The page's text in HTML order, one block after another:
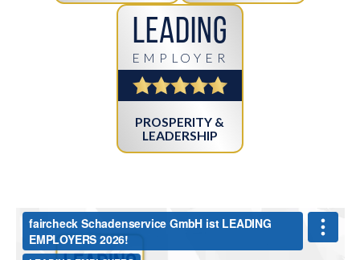
Leading
EMPLOYER
PROSPERITY &
LEADERSHIP